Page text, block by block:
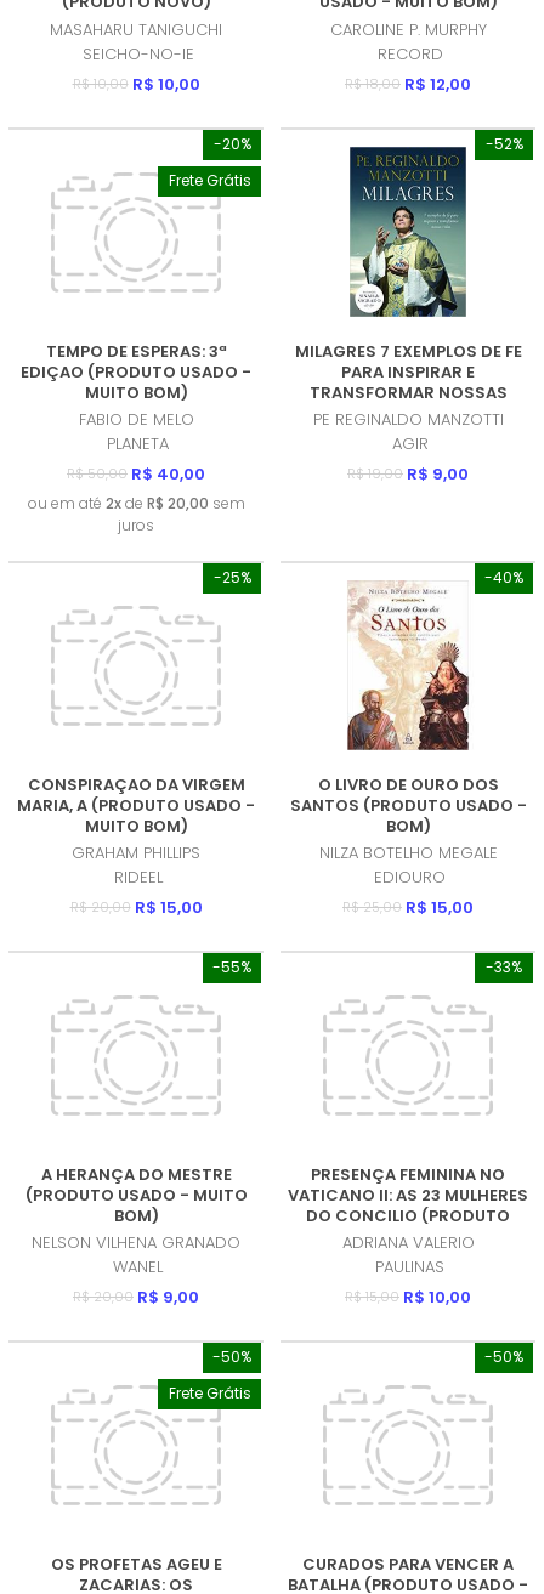
MASAHARU TANIGUCHI
SEICHO-NO-IE
R$ 10,00 R$ 10,00
CAROLINE P. MURPHY
RECORD
R$ 18,00 R$ 12,00
-20%
Frete Grátis
TEMPO DE ESPERAS: 3ª
EDIÇAO (PRODUTO USADO -
MUITO BOM)
FABIO DE MELO
PLANETA
R$ 50,00 R$ 40,00
ou em até 2xde R$ 20,00 sem
juros
-52%
MILAGRES 7 EXEMPLOS DE FE
PARA INSPIRAR E
TRANSFORMAR NOSSAS
VIDAS (PRODUTO USADO -
MUITO BOM)
PE REGINALDO MANZOTTI
AGIR
R$ 19,00 R$ 9,00
-25%
CONSPIRAÇAO DA VIRGEM
MARIA, A (PRODUTO USADO -
MUITO BOM)
GRAHAM PHILLIPS
RIDEEL
R$ 20,00 R$ 15,00
-40%
O LIVRO DE OURO DOS
SANTOS (PRODUTO USADO -
BOM)
NILZA BOTELHO MEGALE
EDIOURO
R$ 25,00 R$ 15,00
-55%
A HERANÇA DO MESTRE
(PRODUTO USADO - MUITO
BOM)
NELSON VILHENA GRANADO
WANEL
R$ 20,00 R$ 9,00
-33%
PRESENÇA FEMININA NO
VATICANO II: AS 23 MULHERES
DO CONCILIO (PRODUTO
USADO - MUITO BOM)
ADRIANA VALERIO
PAULINAS
R$ 15,00 R$ 10,00
-50%
Frete Grátis
OS PROFETAS AGEU E
ZACARIAS: OS
-50%
CURADOS PARA VENCER A
BATALHA (PRODUTO USADO -